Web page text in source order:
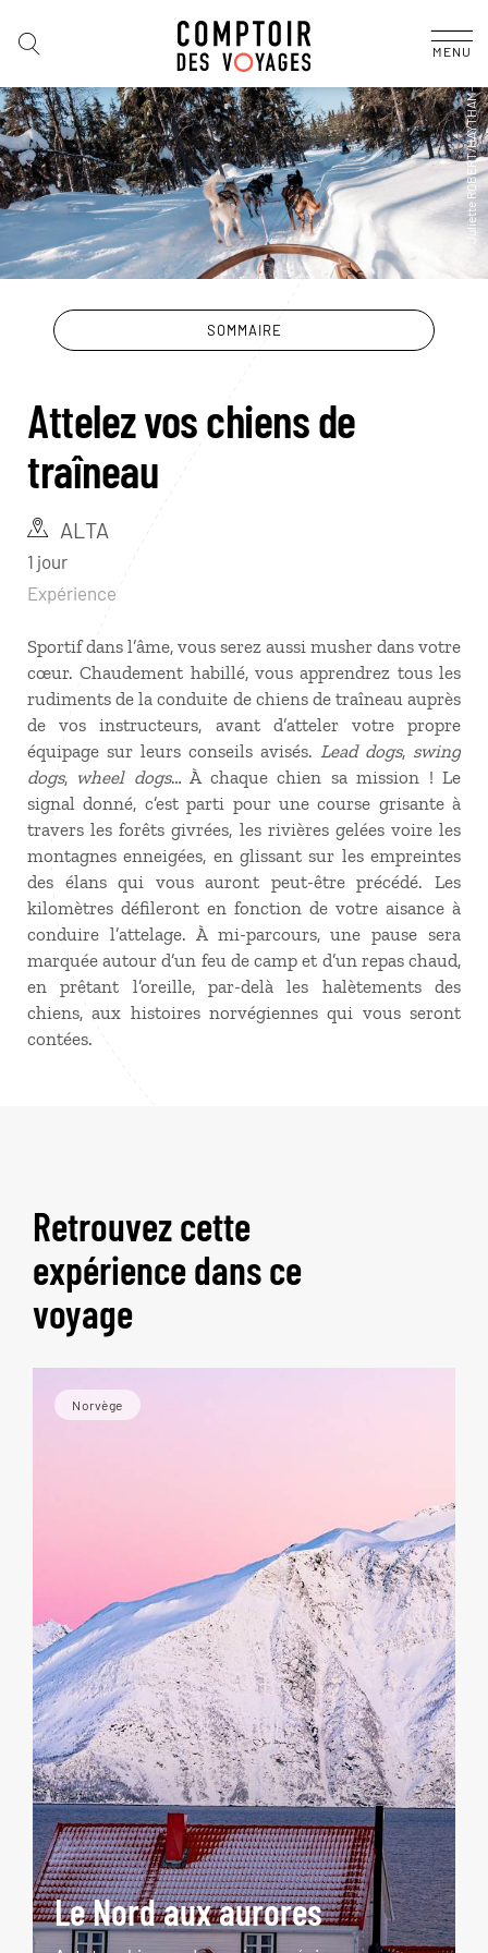
MENU
SOMMAIRE
Attelez vos chiens de
traîneau
ALTA
1 jour
Expérience
Sportif dans l’âme, vous serez aussi musher dans votre
cœur. Chaudement habillé, vous apprendrez tous les
rudiments de la conduite de chiens de traîneau auprès
de vos instructeurs, avant d’atteler votre propre
équipage sur leurs conseils avisés. Lead dogs, swing
dogs, wheel dogs… À chaque chien sa mission ! Le
signal donné, c’est parti pour une course grisante à
travers les forêts givrées, les rivières gelées voire les
montagnes enneigées, en glissant sur les empreintes
des élans qui vous auront peut-être précédé. Les
kilomètres défileront en fonction de votre aisance à
conduire l’attelage. À mi-parcours, une pause sera
marquée autour d’un feu de camp et d’un repas chaud,
en prêtant l’oreille, par-delà les halètements des
chiens, aux histoires norvégiennes qui vous seront
contées.
Retrouvez cette
expérience dans ce
voyage
Norvège
Le Nord aux aurores